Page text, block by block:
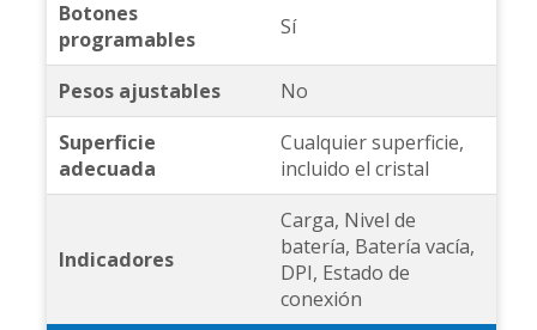
Botones
programables
Sí
Pesos ajustables
No
Superficie
adecuada
Cualquier superficie,
incluido el cristal
Indicadores
Carga, Nivel de
batería, Batería vacía,
DPI, Estado de
conexión